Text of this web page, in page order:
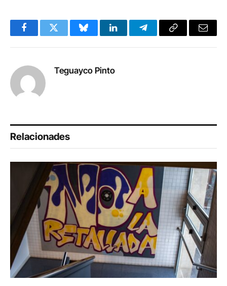
FacebookTwitter BlueskyLinkedInTelegramCopy
Email
Teguayco Pinto
Relacionades